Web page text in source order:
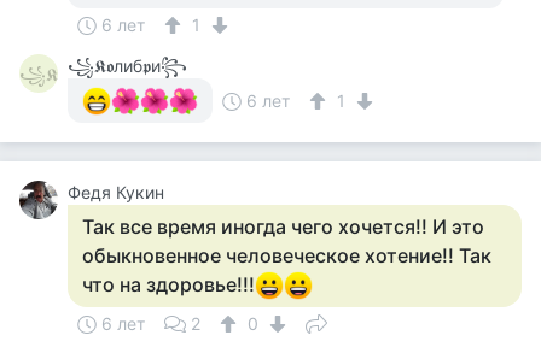
6 лет 1
꧁𝕶 ꧁𝕶𝖔либ𝖕и꧂
6 лет
1
Федя Кукин
Так все время иногда чего хочется!! И это
обыкновенное человеческое хотение!! Так
что на здоровье!!!
6 лет 2 0